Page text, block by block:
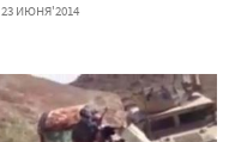
23 ИЮНЯ'2014